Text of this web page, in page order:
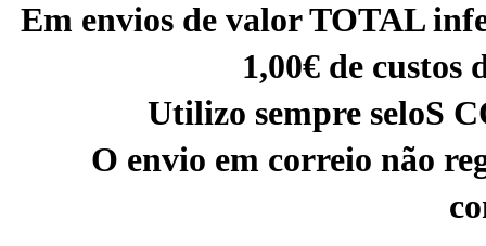
Em envios de valor TOTAL
1,00€ de custos
Utilizo sempre seloS
O envio em correio não